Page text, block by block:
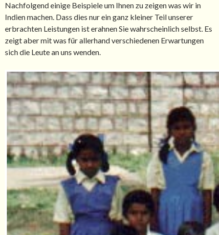
Nachfolgend einige Beispiele um Ihnen zu zeigen was wir in
Indien machen. Dass dies nur ein ganz kleiner Teil unserer
erbrachten Leistungen ist erahnen Sie wahrscheinlich selbst. Es
zeigt aber mit was für allerhand verschiedenen Erwartungen
sich die Leute an uns wenden.